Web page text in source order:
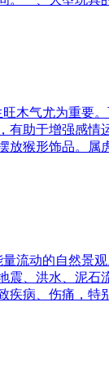
木气尤为重要
助于增强感
放猴形饰品。属
流动的自然景
、洪水、泥石
疾病、伤痛，特